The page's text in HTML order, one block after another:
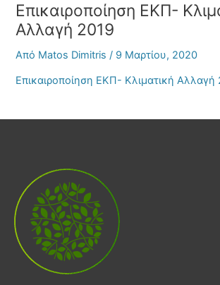
Επικαιροποίηση ΕΚΠ-
Αλλαγή 2019
Από Matos Dimitris/ 9 Μαρτίου, 2020
Επικαιροποίηση ΕΚΠ- Κλιματική Αλλαγή